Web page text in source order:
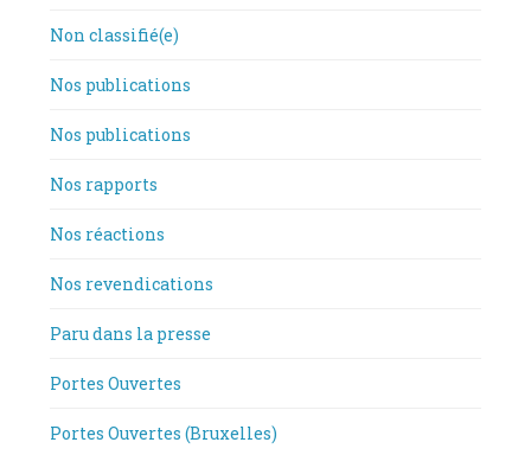
Non classifié(e)
Nos publications
Nos publications
Nos rapports
Nos réactions
Nos revendications
Paru dans la presse
Portes Ouvertes
Portes Ouvertes (Bruxelles)